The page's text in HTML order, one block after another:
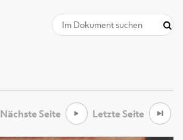
Nächste Seite Letzte Seite